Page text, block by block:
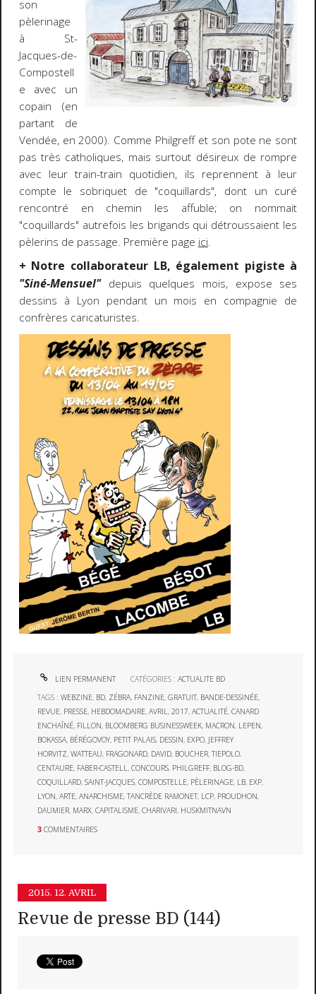
son
pèlerinage
à St-
Jacques-de-
Compostell
e avec un
copain (en
partant de
Vendée, en 2000). Comme Philgreff et son pote ne sont
pas très catholiques, mais surtout désireux de rompre
avec leur train-train quotidien, ils reprennent à leur
compte le sobriquet de "coquillards", dont un curé
rencontré en chemin les affuble; on nommait
"coquillards" autrefois les brigands qui détroussaient les
pèlerins de passage. Première page ici.
+ Notre collaborateur LB, également pigiste à
"Siné-Mensuel" depuis quelques mois, expose ses
dessins à Lyon pendant un mois en compagnie de
confrères caricaturistes.
LIEN PERMANENT CATÉGORIES :ACTUALITE BD
TAGS :WEBZINE, BD, ZÉBRA, FANZINE,GRATUIT, BANDE-DESSINÉE,
REVUE, PRESSE, HEBDOMADAIRE,AVRIL,2017,ACTUALITÉ,CANARD
ENCHAÎNÉ, FILLON, BLOOMBERG BUSINESSWEEK, MACRON, LEPEN,
BOKASSA, BÉRÉGOVOY, PETIT PALAIS, DESSIN, EXPO, JEFFREY
HORVITZ,WATTEAU, FRAGONARD, DAVID, BOUCHER,TIEPOLO,
CENTAURE, FABER-CASTELL,CONCOURS, PHILGREFF, BLOG-BD,
COQUILLARD,SAINT-JACQUES,COMPOSTELLE, PÈLERINAGE, LB, EXP,
LYON,ARTE,ANARCHISME,TANCRÈDE RAMONET, LCP, PROUDHON,
DAUMIER, MARX,CAPITALISME,CHARIVARI, HUSKMITNAVN
3 COMMENTAIRES
2015. 12. AVRIL
Revue de presse BD (144)